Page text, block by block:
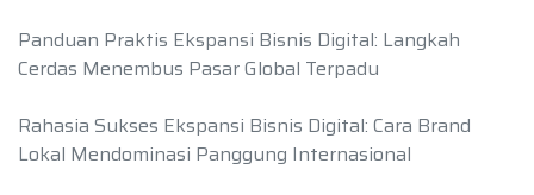
Panduan Praktis Ekspansi Bisnis Digital: Langkah
Cerdas Menembus Pasar Global Terpadu
Rahasia Sukses Ekspansi Bisnis Digital: Cara Brand
Lokal Mendominasi Panggung Internasional